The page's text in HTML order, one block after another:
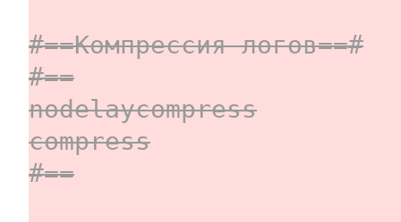
#==Компрессия логов==#
#==
nodelaycompress
compress
#==